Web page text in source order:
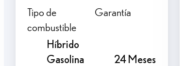
Tipo de
combustible
Híbrido
Gasolina
Garantía
24 Meses